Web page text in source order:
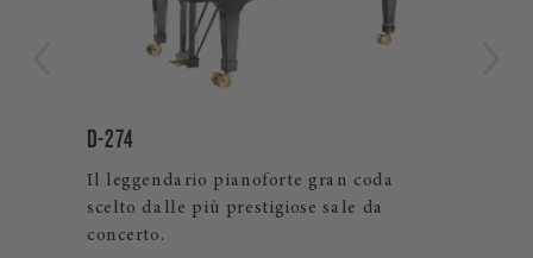
D-274
Il leggendario pianoforte gran coda
scelto dalle più prestigiose sale da
concerto.